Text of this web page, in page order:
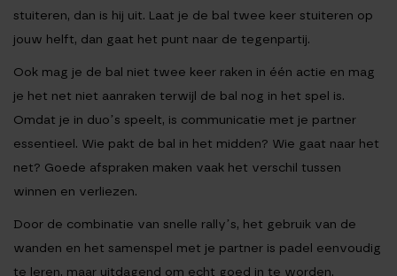
stuiteren, dan is hij uit. Laat je de bal twee keer stuiteren op
jouw helft, dan gaat het punt naar de tegenpartij.
Ook mag je de bal niet twee keer raken in één actie en mag
je het net niet aanraken terwijl de bal nog in het spel is.
Omdat je in duo’s speelt, is communicatie met je partner
essentieel. Wie pakt de bal in het midden? Wie gaat naar het
net? Goede afspraken maken vaak het verschil tussen
winnen en verliezen.
Door de combinatie van snelle rally’s, het gebruik van de
wanden en het samenspel met je partner is padel eenvoudig
te leren, maar uitdagend om echt goed in te worden.